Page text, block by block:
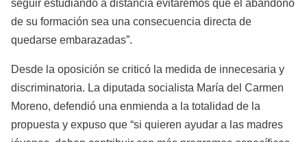
seguir estudiando a distancia evitaremos que el abandono
de su formación sea una consecuencia directa de
quedarse embarazadas”.
Desde la oposición se criticó la medida de innecesaria y
discriminatoria. La diputada socialista María del Carmen
Moreno, defendió una enmienda a la totalidad de la
propuesta y expuso que “si quieren ayudar a las madres